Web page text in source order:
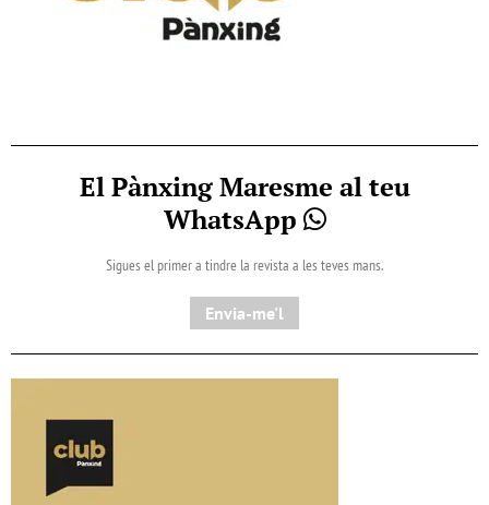
El Pànxing Maresme al teu
WhatsApp
Sigues el primer a tindre la revista a les teves mans.
Envia-me'l